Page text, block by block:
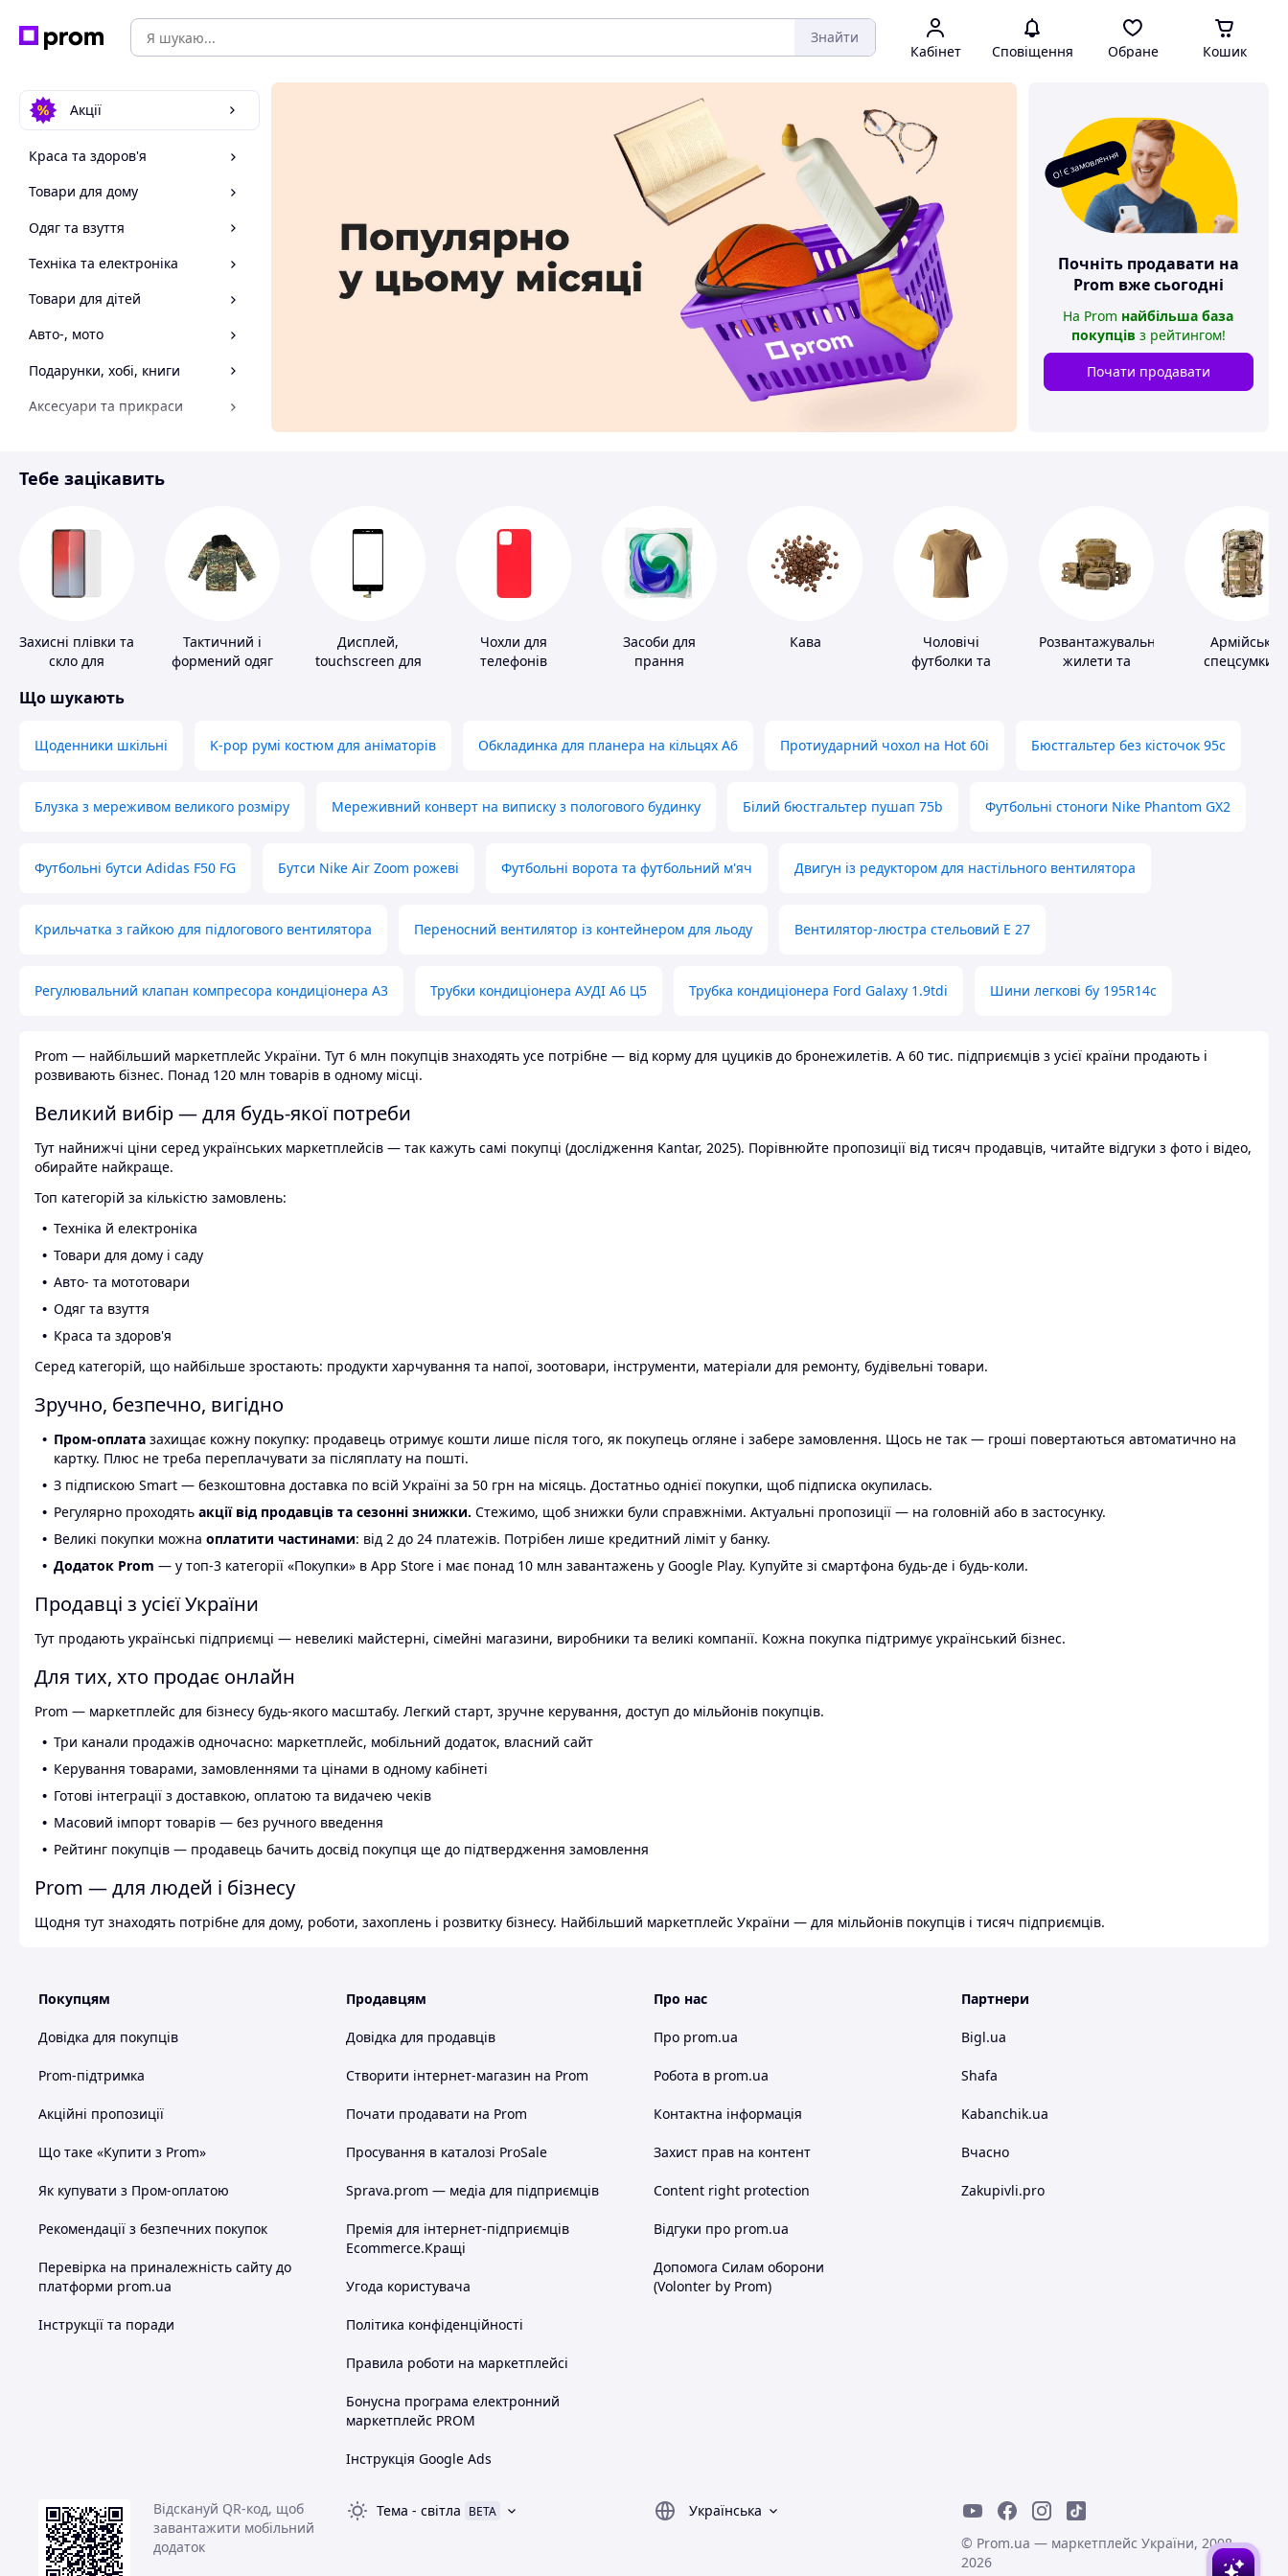
Знайти
Кабінет Сповіщення Обране Кошик
Акції
Краса та здоров'я
Товари для дому
Одяг та взуття
Техніка та електроніка
Товари для дітей
Авто-, мото
Подарунки, хобі, книги
Аксесуари та прикраси
Спорт і відпочинок
О! Є замовлення
Почніть продавати на
Prom вже сьогодні
На Prom найбільша база
покупців з рейтингом!
Почати продавати
Тебе зацікавить
Захисні плівки та
скло для
пристроїв
Тактичний і
формений одяг
Дисплей,
touchscreen для
Чохли для
телефонів
Засоби для
прання
Кава
Чоловічі
футболки та
Розвантажувальні
жилети та
Армійські
спецсумки і
Що шукають
Щоденники шкільні K-pop румі костюм для аніматорів Обкладинка для планера на кільцях А6 Протиударний чохол на Hot 60i Бюстгальтер без кісточок 95с
Блузка з мереживом великого розміру Мереживний конверт на виписку з пологового будинку Білий бюстгальтер пушап 75b Футбольні стоноги Nike Phantom GX2
Футбольні бутси Adidas F50 FG Бутси Nike Air Zoom рожеві Футбольні ворота та футбольний м'яч Двигун із редуктором для настільного вентилятора
Крильчатка з гайкою для підлогового вентилятора Переносний вентилятор із контейнером для льоду Вентилятор-люстра стельовий E 27
Регулювальний клапан компресора кондиціонера А3 Трубки кондиціонера АУДІ А6 Ц5 Трубка кондиціонера Ford Galaxy 1.9tdi Шини легкові бу 195R14c
Prom — найбільший маркетплейс України. Тут 6 млн покупців знаходять усе потрібне — від корму для цуциків до бронежилетів. А 60 тис. підприємців з усієї країни продають і
розвивають бізнес. Понад 120 млн товарів в одному місці.
Великий вибір — для будь-якої потреби
Тут найнижчі ціни серед українських маркетплейсів — так кажуть самі покупці (дослідження Kantar, 2025). Порівнюйте пропозиції від тисяч продавців, читайте відгуки з фото і відео,
обирайте найкраще.
Топ категорій за кількістю замовлень:
Техніка й електроніка
Товари для дому і саду
Авто- та мототовари
Одяг та взуття
Краса та здоров'я
Серед категорій, що найбільше зростають: продукти харчування та напої, зоотовари, інструменти, матеріали для ремонту, будівельні товари.
Зручно, безпечно, вигідно
Пром-оплата захищає кожну покупку: продавець отримує кошти лише після того, як покупець огляне і забере замовлення. Щось не так — гроші повертаються автоматично на
картку. Плюс не треба переплачувати за післяплату на пошті.
З підпискою Smart — безкоштовна доставка по всій Україні за 50 грн на місяць. Достатньо однієї покупки, щоб підписка окупилась.
Регулярно проходять акції від продавців та сезонні знижки. Стежимо, щоб знижки були справжніми. Актуальні пропозиції — на головній або в застосунку.
Великі покупки можна оплатити частинами: від 2 до 24 платежів. Потрібен лише кредитний ліміт у банку.
Додаток Prom — у топ-3 категорії «Покупки» в App Store і має понад 10 млн завантажень у Google Play. Купуйте зі смартфона будь-де і будь-коли.
Продавці з усієї України
Тут продають українські підприємці — невеликі майстерні, сімейні магазини, виробники та великі компанії. Кожна покупка підтримує український бізнес.
Для тих, хто продає онлайн
Prom — маркетплейс для бізнесу будь-якого масштабу. Легкий старт, зручне керування, доступ до мільйонів покупців.
Три канали продажів одночасно: маркетплейс, мобільний додаток, власний сайт
Керування товарами, замовленнями та цінами в одному кабінеті
Готові інтеграції з доставкою, оплатою та видачею чеків
Масовий імпорт товарів — без ручного введення
Рейтинг покупців — продавець бачить досвід покупця ще до підтвердження замовлення
Prom — для людей і бізнесу
Щодня тут знаходять потрібне для дому, роботи, захоплень і розвитку бізнесу. Найбільший маркетплейс України — для мільйонів покупців і тисяч підприємців.
Покупцям
Довідка для покупців
Prom-підтримка
Акційні пропозиції
Що таке «Купити з Prom»
Як купувати з Пром-оплатою
Рекомендації з безпечних покупок
Перевірка на приналежність сайту до
платформи prom.ua
Інструкції та поради
Продавцям
Довідка для продавців
Створити інтернет-магазин на Prom
Почати продавати на Prom
Просування в каталозі ProSale
Sprava.prom — медіа для підприємців
Премія для інтернет-підприємців
Ecommerce.Кращі
Угода користувача
Політика конфіденційності
Правила роботи на маркетплейсі
Бонусна програма електронний
маркетплейс PROM
Інструкція Google Ads
Про нас
Про prom.ua
Робота в prom.ua
Контактна інформація
Захист прав на контент
Content right protection
Відгуки про prom.ua
Допомога Силам оборони
(Volonter by Prom)
Партнери
Bigl.ua
Shafa
Kabanchik.ua
Вчасно
Zakupivli.pro
Відскануй QR-код, щоб
завантажити мобільний
додаток
Тема - світла BETA
Українська
© Prom.ua — маркетплейс України, 2008-
2026